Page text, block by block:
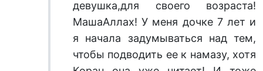
девушка,для своего возраста!
МашаАллах! У меня дочке 7 лет и
я начала задумываться над тем,
чтобы подводить ее к намазу, хотя